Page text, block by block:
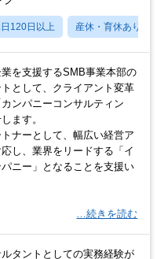
120日以上 産休・育休あり
を支援するSMB事業本部の
として、クライアント変革
ンパニーコンサルティン
ます。
ナーとして、幅広い経営ア
し、業界をリードする「イ
ニー」となることを支援い
…続きを読む
ルタントとしての実務経験が